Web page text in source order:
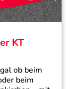
KT
ob beim
beim